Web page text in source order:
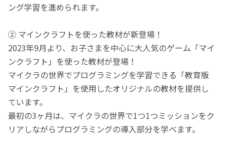
ング学習を進められます。
② マインクラフトを使った教材が新登場！
2023年9月より、お子さまを中心に大人気のゲーム「マイ
ンクラフト」を使った教材が登場！
マイクラの世界でプログラミングを学習できる「教育版
マインクラフト」を使用したオリジナルの教材を提供し
ています。
最初の3ヶ月は、マイクラの世界で1つ1つミッションをク
リアしながらプログラミングの導入部分を学べます。